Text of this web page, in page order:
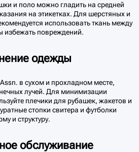
и поло можно гладить на средней
на этикетках. Для шерстяных и
использовать ткань между
избежать повреждений.
одежды
в сухом и прохладном месте,
лучей. Для минимизации
плечики для рубашек, жакетов и
стопки свитера и футболки
и структуру.
обслуживание